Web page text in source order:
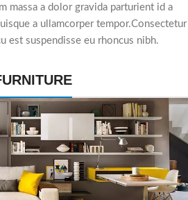
massa a dolor gravida parturient id a
a ullamcorper tempor.Consectetur
est suspendisse eu rhoncus nibh.